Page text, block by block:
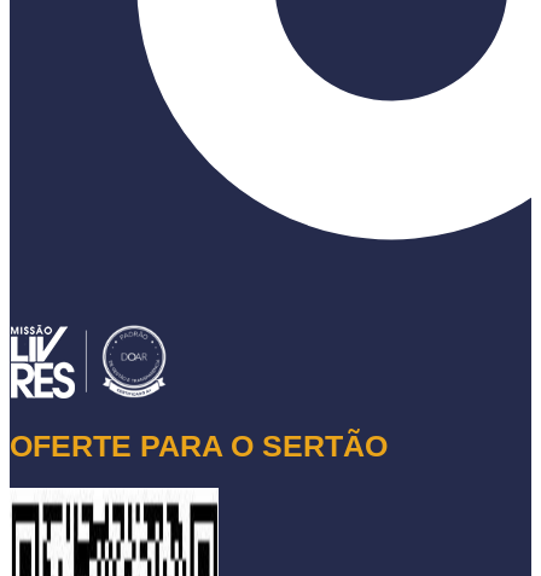
OFERTE PARA O SERTÃO